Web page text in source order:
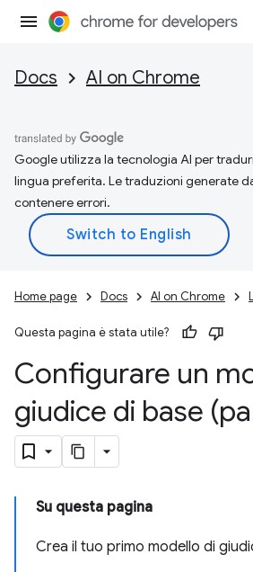
Docs AI on Chrome
Google utilizza la tecnologia AI per
lingua preferita. Le traduzioni generate
contenere errori.
Home page Docs AI on Chrome
Questa pagina è stata utile?
Configurare un
giudice di base
Su questa pagina
Crea il tuo primo modello di